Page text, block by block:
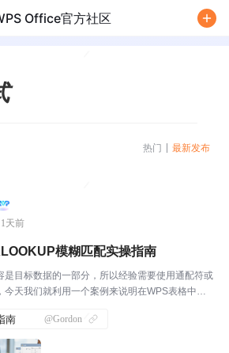
Office官方社区
热门 最新发布
1天前
模糊匹配实操指南
是目标数据的一部分，所以经验需要使用通配符或
今天我们就利用一个案例来说明在WPS表格中进
手上的这张表，...
南 @Gordon